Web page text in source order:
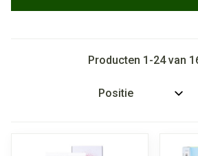
Producten 1 -24van
Sorteer op: